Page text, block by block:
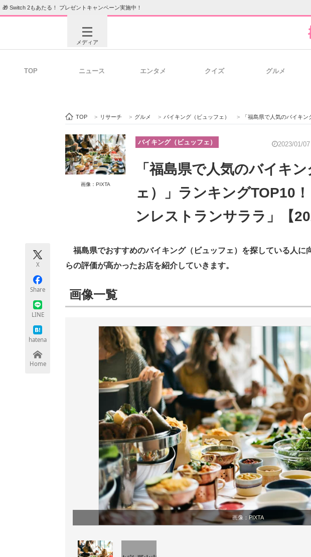
🎁 Switch 2もあたる！ プレゼントキャンペーン実施中！
メディア
ビジネスと働き方のヒント AI活用のいまが分かる
ITエンジニア向け専門サイト
TOP ニュース エンタメ クイズ グルメ
TOP > リサーチ > グルメ > バイキング（ビュッフェ） > 「福島県で人気のバイキング（ビュッフェ
画像：PIXTA
バイキング（ビュッフェ） 2023/01/07
「福島県で人気のバイキ
ェ）」ランキングTOP10
ンレストランサララ」【
X
Share
LINE
hatena
Home
福島県でおすすめのバイキング（ビュッフェ）を探している人に
らの評価が高かったお店を紹介していきます。
画像一覧
画像： PIXTA